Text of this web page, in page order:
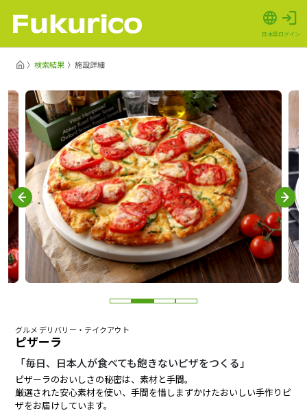
日本語ログイン
検索結果 施設詳細
グルメ デリバリー・テイクアウト
ピザーラ
「毎日、日本人が食べても飽きないピザをつくる」
ピザーラのおいしさの秘密は、素材と手間。
厳選された安心素材を使い、手間を惜しまずかけたおいしい手作りピ
ザをお届けしています。